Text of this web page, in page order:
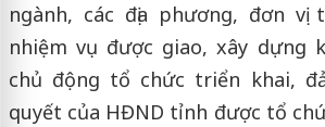
ngành, các địa phương, đơn vị
nhiệm vụ được giao, xây dựng
chủ động tổ chức triển khai,
quyết của HĐND tỉnh được tổ